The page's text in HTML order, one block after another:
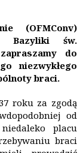
(OFMConv)
Bazyliki św.
do
niezwykłego
braci.
roku za zgodą
od
placu
braci